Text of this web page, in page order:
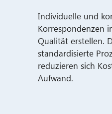
Individuelle und
Korrespondenzen
Qualität erstellen.
standardisierte
reduzieren sich
Aufwand.